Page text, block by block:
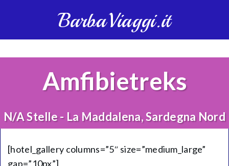
BarbaViaggi.it
Amfibietreks
N/A Stelle - La Maddalena, Sardegna Nord
[hotel_gallery columns=”5″ size=”medium_large”
gap=”10px”]